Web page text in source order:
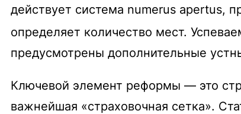
действует система numerus apertus,
определяет количество мест.
предусмотрены дополнительные
Ключевой элемент реформы — это
важнейшая «страховочная сетка».